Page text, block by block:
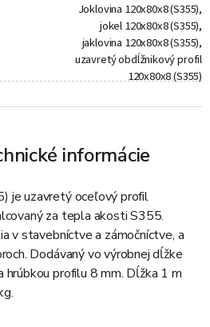
Joklovina 120x80x8 (S355),
jokel 120x80x8 (S355),
jaklovina 120x80x8 (S355),
uzavretý obdĺžnikový profil
120x80x8 (S355)
informácie
je uzavretý oceľový profil
za tepla akosti S355.
v stavebníctve a zámočníctve, a
Dodávaný vo výrobnej dĺžke
hrúbkou profilu 8 mm. Dĺžka 1 m